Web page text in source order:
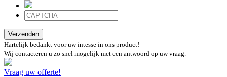
Verzenden
Hartelijk bedankt voor uw intesse in ons product!
Wij contacteren u zo snel mogelijk met een antwoord op uw vraag.
Vraag uw offerte!